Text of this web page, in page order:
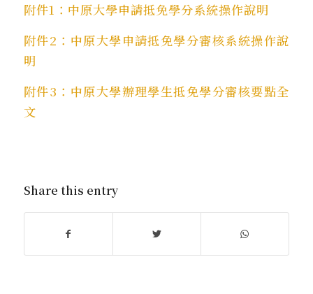
附件1：中原大學申請抵免學分系統操作說明
附件2：中原大學申請抵免學分審核系統操作說
明
附件3：中原大學辦理學生抵免學分審核要點全
文
Share this entry